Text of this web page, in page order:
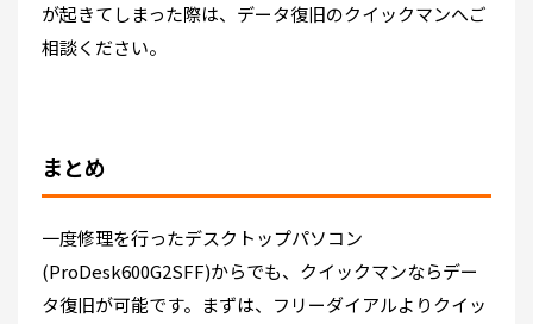
が起きてしまった際は、データ復旧のクイックマンへご
相談ください。
まとめ
一度修理を行ったデスクトップパソコン
(ProDesk600G2SFF)からでも、クイックマンならデー
タ復旧が可能です。まずは、フリーダイアルよりクイッ